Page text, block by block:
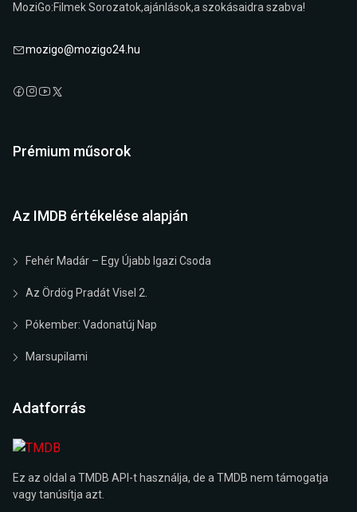
MoziGo:Filmek Sorozatok,ajánlások,a szokásaidra szabva!
mozigo@mozigo24.hu
Prémium műsorok
Az IMDB értékelése alapján
Fehér Madár – Egy Újabb Igazi Csoda
Az Ördög Pradát Visel 2.
Pókember: Vadonatúj Nap
Marsupilami
Adatforrás
Ez az oldal a TMDB API-t használja, de a TMDB nem támogatja
vagy tanúsítja azt.